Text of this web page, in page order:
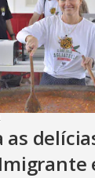
as